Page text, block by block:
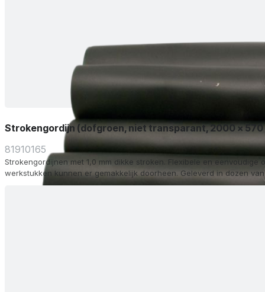
Strokengordijn (dofgroen, niet transparant, 2000 x 570
81910165
Strokengordijnen met 1,0 mm dikke stroken. Flexibele en eenvoudige
werkstukken kunnen er gemakkelijk doorheen. Geleverd in dozen